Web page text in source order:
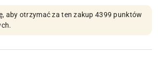
aby otrzymać za ten zakup 4399 punktów